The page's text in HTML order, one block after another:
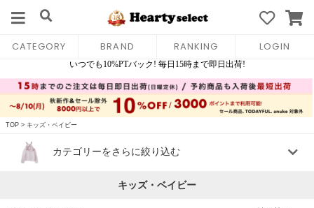
CATEGORY BRAND RANKING LOGIN
TOP > キッズ・ベイビー
カテゴリーをさらに絞り込む
キッズ・ベイビー